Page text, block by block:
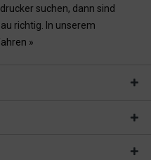
suchen, dann sind
richtig. In unserem
»